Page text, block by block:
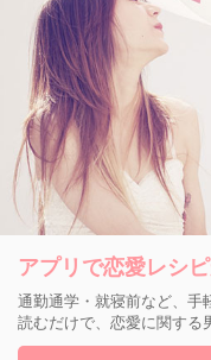
アプリで恋愛レシ
通勤通学・就寝前など、手
読むだけで、恋愛に関する